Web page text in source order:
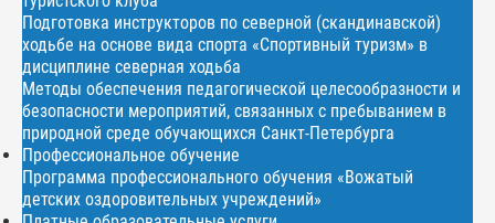
Подготовка инструкторов по северной (скандинавской)
ходьбе на основе вида спорта «Спортивный туризм» в
дисциплине северная ходьба
Методы обеспечения педагогической целесообразности и
безопасности мероприятий, связанных с пребыванием в
природной среде обучающихся Санкт-Петербурга
Профессиональное обучение
Программа профессионального обучения «Вожатый
детских оздоровительных учреждений»